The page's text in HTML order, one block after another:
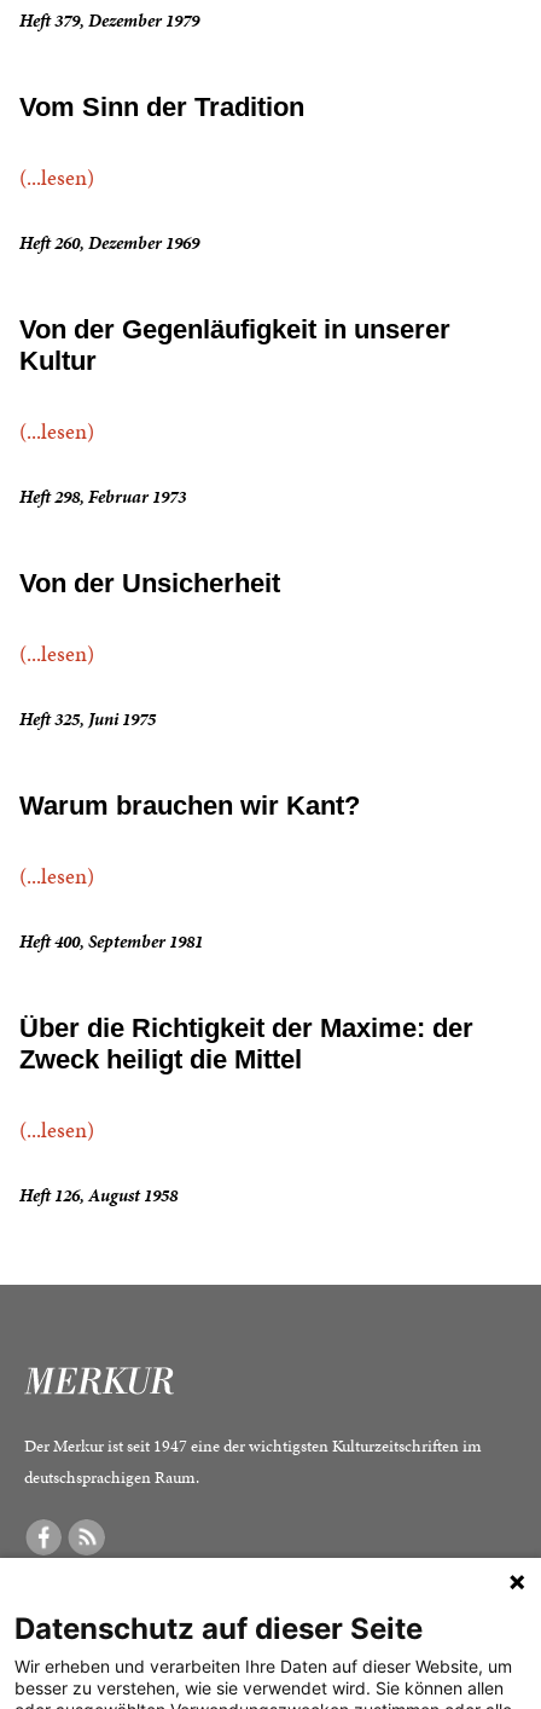
Heft 379, Dezember 1979
Vom Sinn der Tradition
(...lesen)
Heft 260, Dezember 1969
Von der Gegenläufigkeit in unserer
Kultur
(...lesen)
Heft 298, Februar 1973
Von der Unsicherheit
(...lesen)
Heft 325, Juni 1975
Warum brauchen wir Kant?
(...lesen)
Heft 400, September 1981
Über die Richtigkeit der Maxime: der
Zweck heiligt die Mittel
(...lesen)
Heft 126, August 1958
Der Merkur ist seit 1947 eine der wichtigsten Kulturzeitschriften im
deutschsprachigen Raum.
Was ist der Merkur?
Herausgeber /
Redaktion
Alle Abos im Überblick
Print-Abo
Digital-Abo
Impressum
Datenschutz
Mediadaten
Datenschutz auf dieser Seite
Wir erheben und verarbeiten Ihre Daten auf dieser Website, um
besser zu verstehen, wie sie verwendet wird. Sie können allen